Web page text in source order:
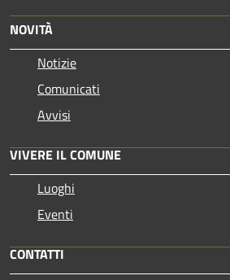
NOVITÀ
Notizie
Comunicati
Avvisi
VIVERE IL COMUNE
Luoghi
Eventi
CONTATTI